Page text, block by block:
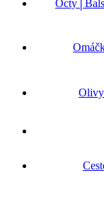
Olivy